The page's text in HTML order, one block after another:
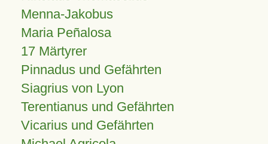
Menna-Jakobus
Maria Peñalosa
17 Märtyrer
Pinnadus und Gefährten
Siagrius von Lyon
Terentianus und Gefährten
Vicarius und Gefährten